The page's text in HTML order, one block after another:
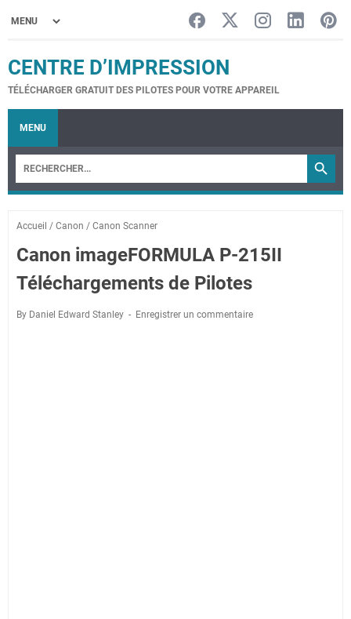
CENTRE D’IMPRESSION
TÉLÉCHARGER GRATUIT DES PILOTES POUR VOTRE APPAREIL
MENU
Accueil / Canon / Canon Scanner
Canon imageFORMULA P-215II
Téléchargements de Pilotes
By Daniel Edward Stanley Enregistrer un commentaire